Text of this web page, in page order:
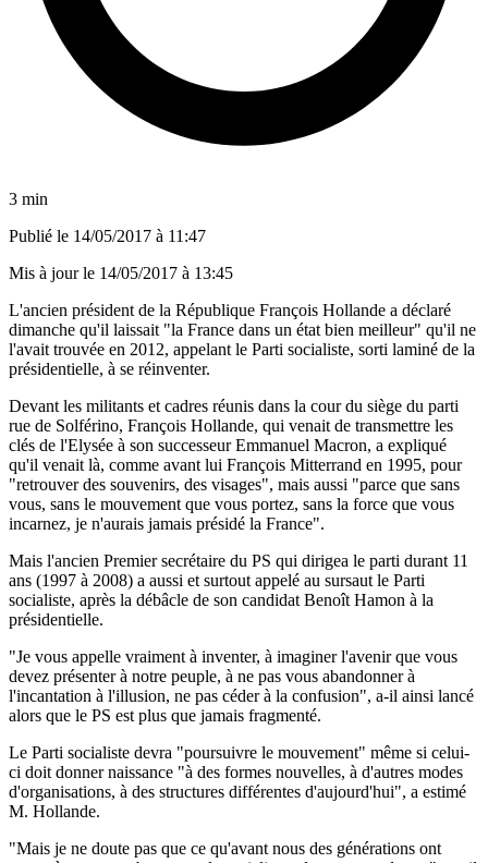
3 min
Publié le 14/05/2017 à 11:47
Mis à jour le 14/05/2017 à 13:45
L'ancien président de la République François Hollande a déclaré
dimanche qu'il laissait "la France dans un état bien meilleur" qu'il ne
l'avait trouvée en 2012, appelant le Parti socialiste, sorti laminé de la
présidentielle, à se réinventer.
Devant les militants et cadres réunis dans la cour du siège du parti
rue de Solférino, François Hollande, qui venait de transmettre les
clés de l'Elysée à son successeur Emmanuel Macron, a expliqué
qu'il venait là, comme avant lui François Mitterrand en 1995, pour
"retrouver des souvenirs, des visages", mais aussi "parce que sans
vous, sans le mouvement que vous portez, sans la force que vous
incarnez, je n'aurais jamais présidé la France".
Mais l'ancien Premier secrétaire du PS qui dirigea le parti durant 11
ans (1997 à 2008) a aussi et surtout appelé au sursaut le Parti
socialiste, après la débâcle de son candidat Benoît Hamon à la
présidentielle.
"Je vous appelle vraiment à inventer, à imaginer l'avenir que vous
devez présenter à notre peuple, à ne pas vous abandonner à
l'incantation à l'illusion, ne pas céder à la confusion", a-il ainsi lancé
alors que le PS est plus que jamais fragmenté.
Le Parti socialiste devra "poursuivre le mouvement" même si celui-
ci doit donner naissance "à des formes nouvelles, à d'autres modes
d'organisations, à des structures différentes d'aujourd'hui", a estimé
M. Hollande.
"Mais je ne doute pas que ce qu'avant nous des générations ont